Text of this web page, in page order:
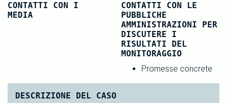
CONTATTI CON I
MEDIA
CONTATTI CON LE
PUBBLICHE
AMMINISTRAZIONI PER
DISCUTERE I
RISULTATI DEL
MONITORAGGIO
Promesse concrete
DESCRIZIONE DEL CASO